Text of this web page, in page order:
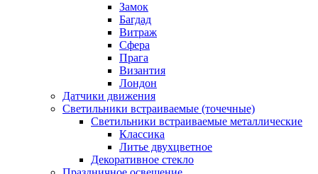
Замок
Багдад
Витраж
Сфера
Прага
Византия
Лондон
Датчики движения
Светильники встраиваемые (точечные)
Светильники встраиваемые металлические
Классика
Литье двухцветное
Декоративное стекло